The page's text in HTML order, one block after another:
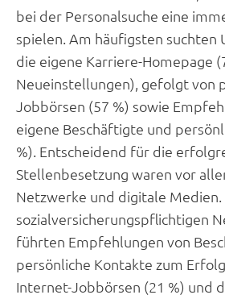
bei der Personalsuche eine
spielen. Am häufigsten suchten
die eigene Karriere-Homepage
Neueinstellungen), gefolgt von
Jobbörsen (57 %) sowie
eigene Beschäftigte und
%). Entscheidend für die
Stellenbesetzung waren vor
Netzwerke und digitale Medien.
sozialversicherungspflichtigen
führten Empfehlungen von
persönliche Kontakte zum
Internet-Jobbörsen (21 %) und